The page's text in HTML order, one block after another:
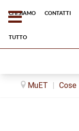
Chi siamo Contatti
tutto
MuET | Cose